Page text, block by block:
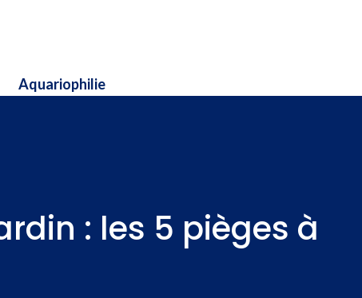
Aquariophilie
: les 5 pièges à